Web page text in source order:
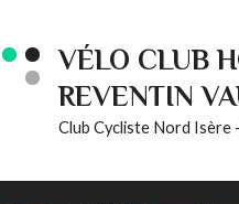
VÉLO CLUB
REVENTIN
Club Cycliste Nord Isère